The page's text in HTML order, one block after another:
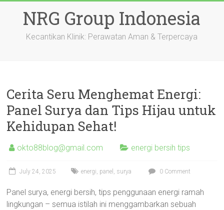
contentNRG Group Indonesia
Kecantikan Klinik: Perawatan Aman & Terpercaya
Cerita Seru Menghemat Energi:
Panel Surya dan Tips Hijau untuk
Kehidupan Sehat!
okto88blog@gmail.com energi bersih tips
July 24, 2025 energi, panel , surya 0 Comment
Panel surya, energi bersih, tips penggunaan energi ramah
lingkungan – semua istilah ini menggambarkan sebuah